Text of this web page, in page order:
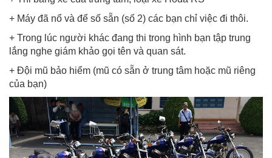
+ Máy đã nổ và để số sẵn (số 2) các bạn chỉ việc đi thôi.
+ Trong lúc người khác đang thi trong hình bạn tập trung
lắng nghe giám khảo gọi tên và quan sát.
+ Đội mũ bảo hiểm (mũ có sẵn ở trung tâm hoặc mũ riêng
của bạn)